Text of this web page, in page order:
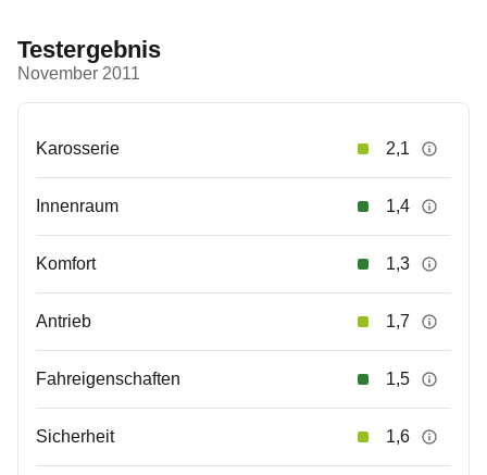
Testergebnis
November 2011
Karosserie 2,1
Innenraum 1,4
Komfort 1,3
Antrieb 1,7
Fahreigenschaften 1,5
Sicherheit 1,6